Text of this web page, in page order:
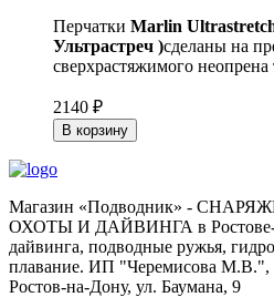
Перчатки Marlin
Ультрастреч )сделаны на
сверхрастяжимого
2140 ₽
В корзину
Магазин «Подводник» -
ОХОТЫ И ДАЙВИНГА в Ростове-
дайвинга, подводные ружья,
плавание. ИП "Черемисова М.В.",
Ростов-на-Дону, ул. Баумана, 9